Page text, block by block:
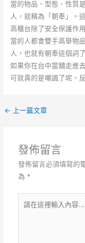
當的物品、型態、性質
人，就稱為「朝奉」。
高櫃台除了安全保護作
當的人都會雙手高舉物
人，也就有朝奉這個詞
如果你在台中當舖走進
可就真的是嘲諷了呢，
← 上一篇文章
發佈留言
發佈留言必須填寫的
為 *
在